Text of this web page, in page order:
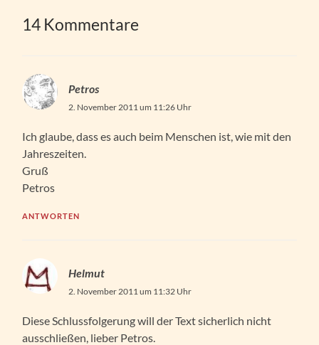
14 Kommentare
Petros
2. November 2011 um 11:26 Uhr
Ich glaube, dass es auch beim Menschen ist, wie mit den
Jahreszeiten.
Gruß
Petros
ANTWORTEN
Helmut
2. November 2011 um 11:32 Uhr
Diese Schlussfolgerung will der Text sicherlich nicht
ausschließen, lieber Petros.